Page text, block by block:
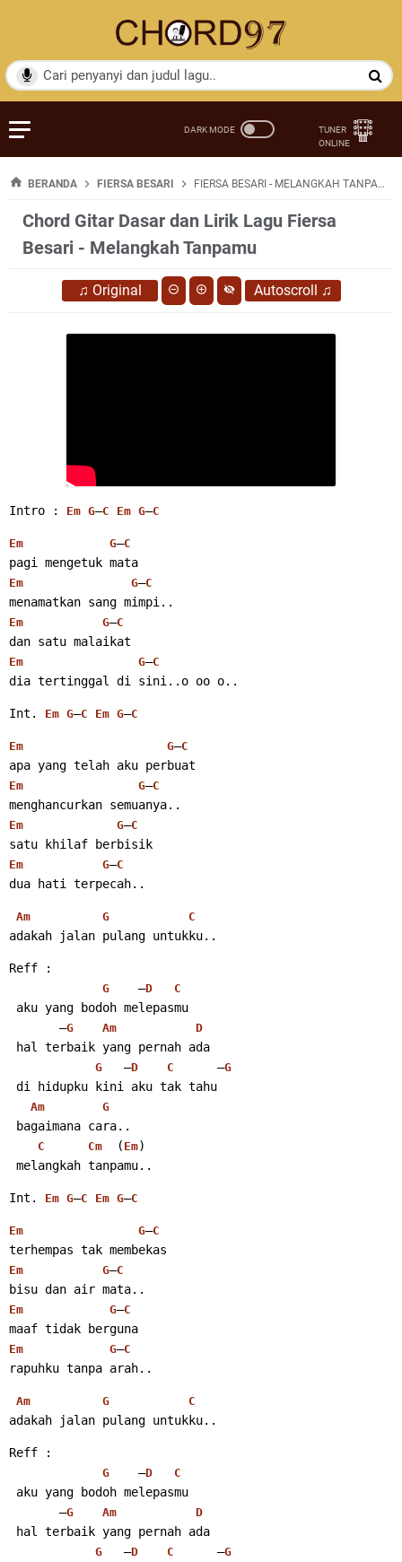
BERANDA FIERSA BESARI FIERSA BESARI - MELANGKAH TANPAMU
Chord Gitar Dasar dan Lirik Lagu Fiersa
Besari - Melangkah Tanpamu
♫ Original Autoscroll ♫
Intro : Em G–C Em G–C
Em G–C
pagi mengetuk mata
Em G–C
menamatkan sang mimpi..
Em G–C
dan satu malaikat
Em G–C
dia tertinggal di sini..o oo o..
Int. Em G–C Em G–C
Em G–C
apa yang telah aku perbuat
Em G–C
menghancurkan semuanya..
Em G–C
satu khilaf berbisik
Em G–C
dua hati terpecah..
Am G C
adakah jalan pulang untukku..
Reff :
G
    –
D C
aku yang bodoh melepasmu
       –
G Am D
hal terbaik yang pernah ada
G
   –
D C
      –
G
di hidupku kini aku tak tahu
Am G
bagaimana cara..
C Cm
  (
Em)
melangkah tanpamu..
Int. Em G–C Em G–C
Em G–C
terhempas tak membekas
Em G–C
bisu dan air mata..
Em G–C
maaf tidak berguna
Em G–C
rapuhku tanpa arah..
Am G C
adakah jalan pulang untukku..
Reff :
G
    –
D C
aku yang bodoh melepasmu
       –
G Am D
hal terbaik yang pernah ada
G
   –
D C
      –
G